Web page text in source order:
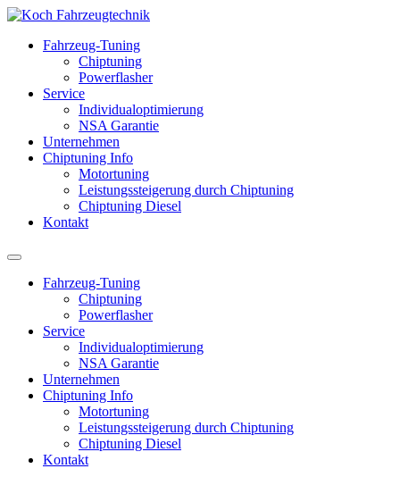
Fahrzeug-Tuning
Chiptuning
Powerflasher
Service
Individualoptimierung
NSA Garantie
Unternehmen
Chiptuning Info
Motortuning
Leistungssteigerung durch Chiptuning
Chiptuning Diesel
Kontakt
Fahrzeug-Tuning
Chiptuning
Powerflasher
Service
Individualoptimierung
NSA Garantie
Unternehmen
Chiptuning Info
Motortuning
Leistungssteigerung durch Chiptuning
Chiptuning Diesel
Kontakt